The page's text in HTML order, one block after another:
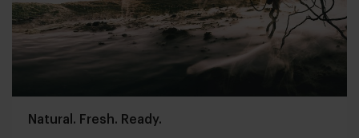
Natural. Fresh. Ready.